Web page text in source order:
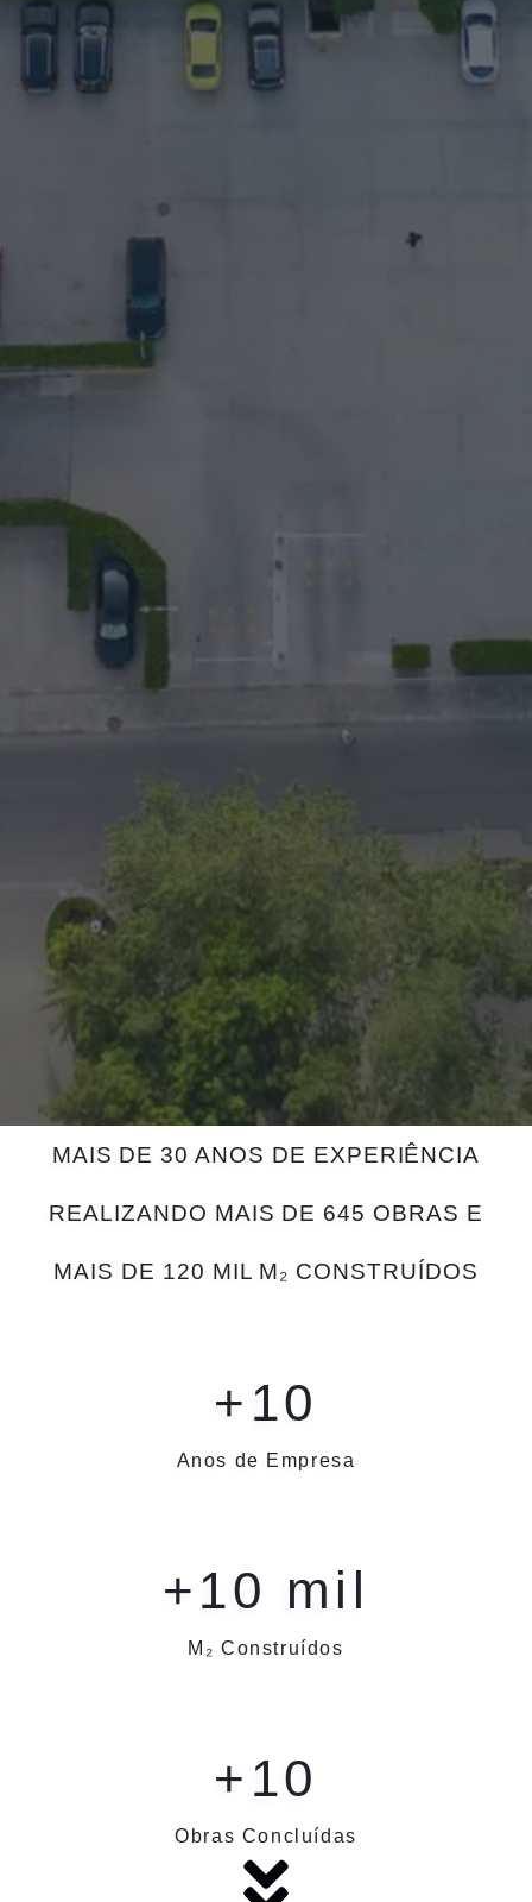
MAIS DE 30 ANOS DE EXPERIÊNCIA
REALIZANDO MAIS DE 645 OBRAS E
MAIS DE 120 MIL M₂ CONSTRUÍDOS
Anos de Empresa
+ 10
M₂ Construídos
+10 mil
Obras Concluídas
+ 10